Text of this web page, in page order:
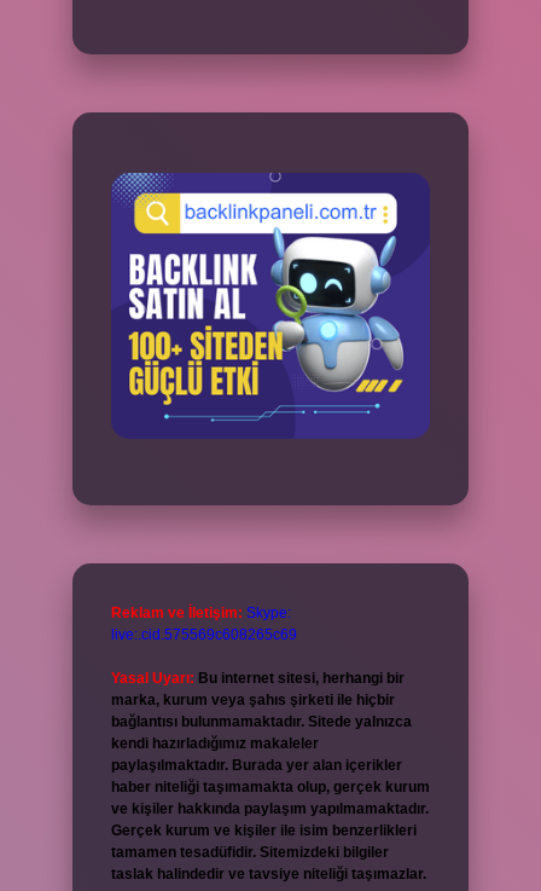
Reklam ve İletişim: Skype:
live:.cid.575569c608265c69
Yasal Uyarı: Bu internet sitesi, herhangi bir
marka, kurum veya şahıs şirketi ile hiçbir
bağlantısı bulunmamaktadır. Sitede yalnızca
kendi hazırladığımız makaleler
paylaşılmaktadır. Burada yer alan içerikler
haber niteliği taşımamakta olup, gerçek kurum
ve kişiler hakkında paylaşım yapılmamaktadır.
Gerçek kurum ve kişiler ile isim benzerlikleri
tamamen tesadüfidir. Sitemizdeki bilgiler
taslak halindedir ve tavsiye niteliği taşımazlar.